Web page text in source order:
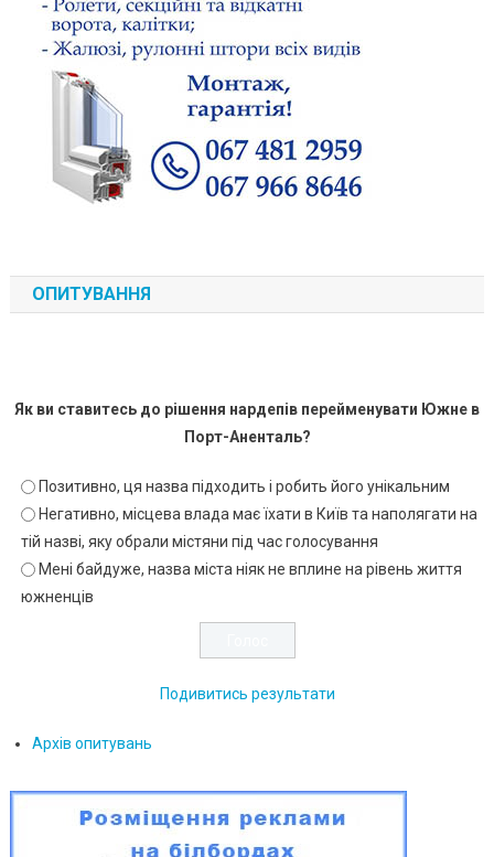
ОПИТУВАННЯ
Як ви ставитесь до рішення нардепів перейменувати Южне в
Порт-Аненталь?
Позитивно, ця назва підходить і робить його унікальним
Негативно, місцева влада має їхати в Київ та наполягати на
тій назві, яку обрали містяни під час голосування
Мені байдуже, назва міста ніяк не вплине на рівень життя
южненців
Подивитись результати
Архів опитувань